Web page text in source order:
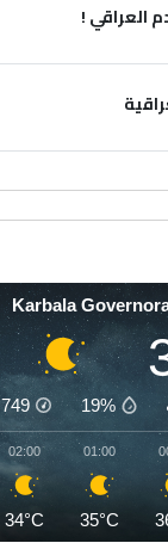
العراقي !
Karbala
19%
749
01:00
35°C
02:00
34°C